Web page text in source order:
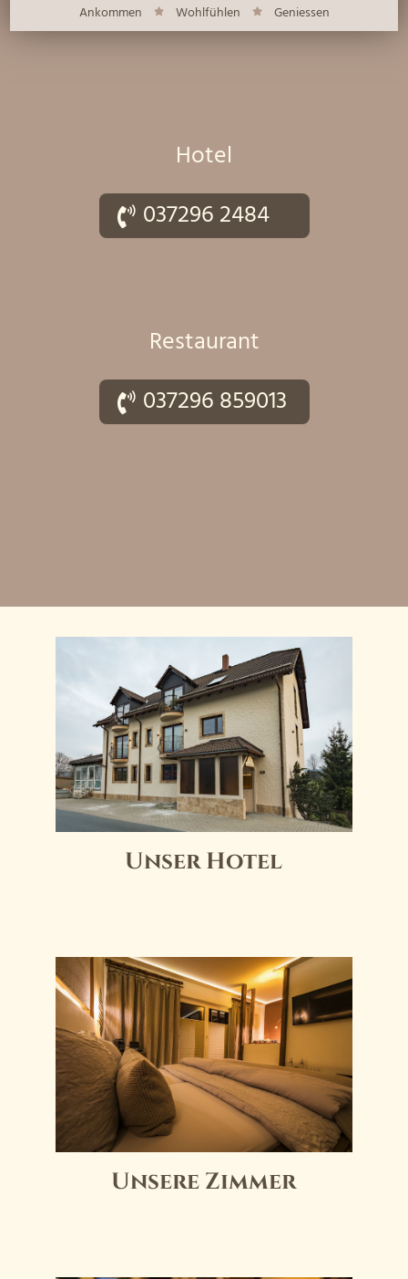
Ankommen Wohlfühlen Geniessen
Hotel
037296 2484
Restaurant
037296 859013
Unser Hotel
Unsere Zimmer